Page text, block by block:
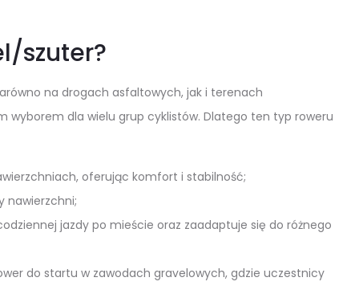
szuter?
na drogach asfaltowych, jak i terenach
wyborem dla wielu grup cyklistów. Dlatego ten typ roweru
oferując komfort i stabilność;
nawierzchni;
jazdy po mieście oraz zaadaptuje się do różnego
do startu w zawodach gravelowych, gdzie uczestnicy